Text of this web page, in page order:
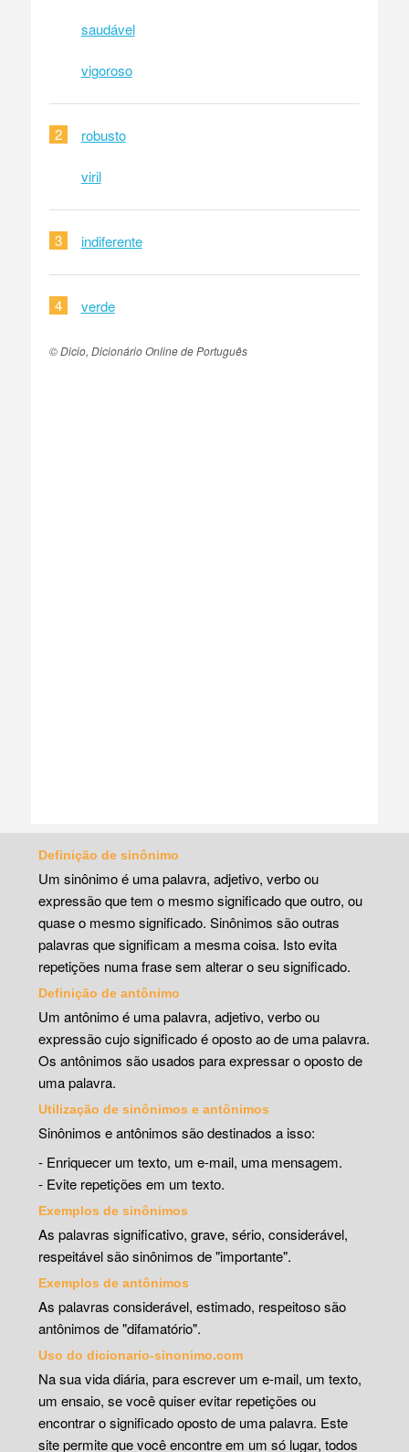
saudável
vigoroso
2 robusto
viril
3 indiferente
4 verde
© Dicio, Dicionário Online de Português
Definição de sinônimo
Um sinônimo é uma palavra, adjetivo, verbo ou
expressão que tem o mesmo significado que outro, ou
quase o mesmo significado. Sinônimos são outras
palavras que significam a mesma coisa. Isto evita
repetições numa frase sem alterar o seu significado.
Definição de antônimo
Um antônimo é uma palavra, adjetivo, verbo ou
expressão cujo significado é oposto ao de uma palavra.
Os antônimos são usados para expressar o oposto de
uma palavra.
Utilização de sinônimos e antônimos
Sinônimos e antônimos são destinados a isso:
- Enriquecer um texto, um e-mail, uma mensagem.
- Evite repetições em um texto.
Exemplos de sinônimos
As palavras significativo, grave, sério, considerável,
respeitável são sinônimos de "importante".
Exemplos de antônimos
As palavras considerável, estimado, respeitoso são
antônimos de "difamatório".
Uso do dicionario-sinonimo.com
Na sua vida diária, para escrever um e-mail, um texto,
um ensaio, se você quiser evitar repetições ou
encontrar o significado oposto de uma palavra. Este
site permite que você encontre em um só lugar, todos